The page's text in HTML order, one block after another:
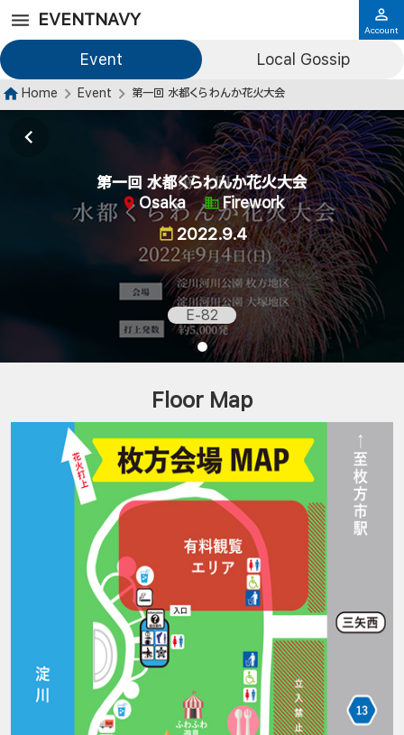
EVENTNAVY
Event Local Gossip
Account
Home Event 第一回 水都くらわんか花火大会
第一回 水都くらわんか花火大会
Osaka Firework
2022.9.4
E-82
Floor Map